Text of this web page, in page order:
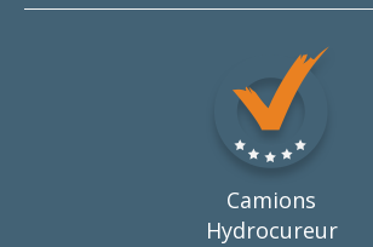
Camions
Hydrocureur